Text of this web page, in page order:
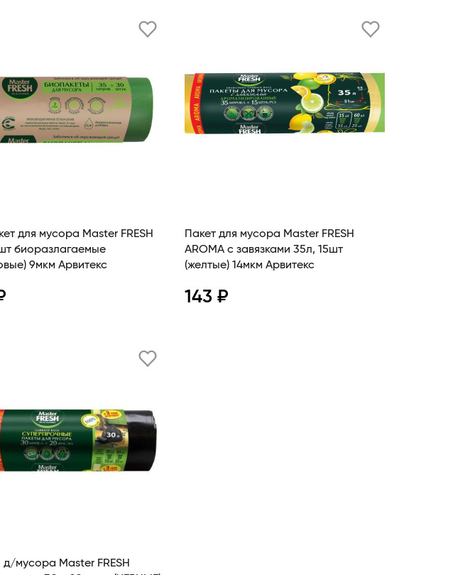
для мусора Master FRESH
биоразлагаемые
9мкм Арвитекс
Пакет для мусора Master FRESH
AROMA с завязками 35л, 15шт
(желтые) 14мкм Арвитекс
143 ₽
д/мусора Master FRESH